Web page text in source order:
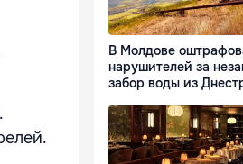
В Молдове
нарушителей за
забор воды из